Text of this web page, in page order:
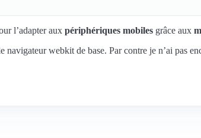
l’adapter aux périphériques mobiles grâce aux
navigateur webkit de base. Par contre je n’ai pas